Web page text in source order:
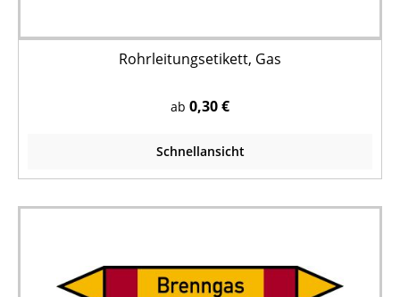
Rohrleitungsetikett, Gas
ab 0,30 €
Schnellansicht